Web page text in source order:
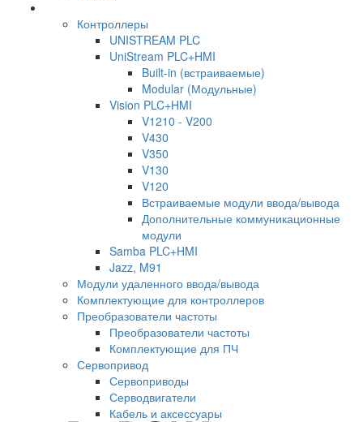
Контроллеры
UNISTREAM PLC
UniStream PLC+HMI
Built-in (встраиваемые)
Modular (Модульные)
Vision PLC+HMI
V1210 - V200
V430
V350
V130
V120
Встраиваемые модули ввода/вывода
Дополнительные коммуникационные
модули
Samba PLC+HMI
Jazz, M91
Модули удаленного ввода/вывода
Комплектующие для контроллеров
Преобразователи частоты
Преобразователи частоты
Комплектующие для ПЧ
Сервопривод
Сервоприводы
Серводвигатели
Кабель и аксессуары